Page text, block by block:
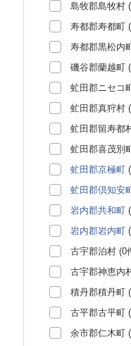
島牧郡島牧村
寿都郡寿都町
寿都郡黒松内
磯谷郡蘭越町
虻田郡ニセコ
虻田郡真狩村
虻田郡留寿都
虻田郡喜茂別
虻田郡京極町
虻田郡倶知安
岩内郡共和町
岩内郡岩内町
古宇郡泊村 (0
古宇郡神恵内
積丹郡積丹町
古平郡古平町
余市郡仁木町